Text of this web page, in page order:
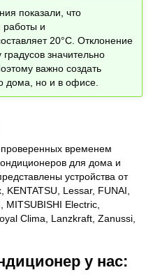
показали, что
работы и
20°C. Отклонение
значительно
важно создать
дома, но и в офисе.
временем
для дома и
устройства от
KENTATSU, Lessar, FUNAI,
MITSUBISHI Electric,
Clima, Lanzkraft, Zanussi,
у нас: